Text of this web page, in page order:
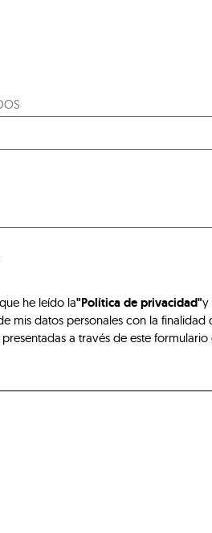
he leído la"Política de privacidad"y
mis datos personales con la finalidad
presentadas a través de este